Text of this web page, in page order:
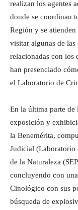
realizan los agentes
donde se coordinan
Región y se atienden
visitar algunas de las
relacionadas con los
han presenciado
el Laboratorio de
En la última parte de
exposición y
la Benemérita,
Judicial (Laboratorio
de la Naturaleza
concluyendo con
Cinológico con sus
búsqueda de